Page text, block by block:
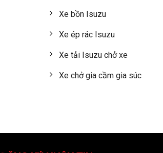
Xe bồn Isuzu
Xe ép rác Isuzu
Xe tải Isuzu chở xe
Xe chở gia cầm gia súc